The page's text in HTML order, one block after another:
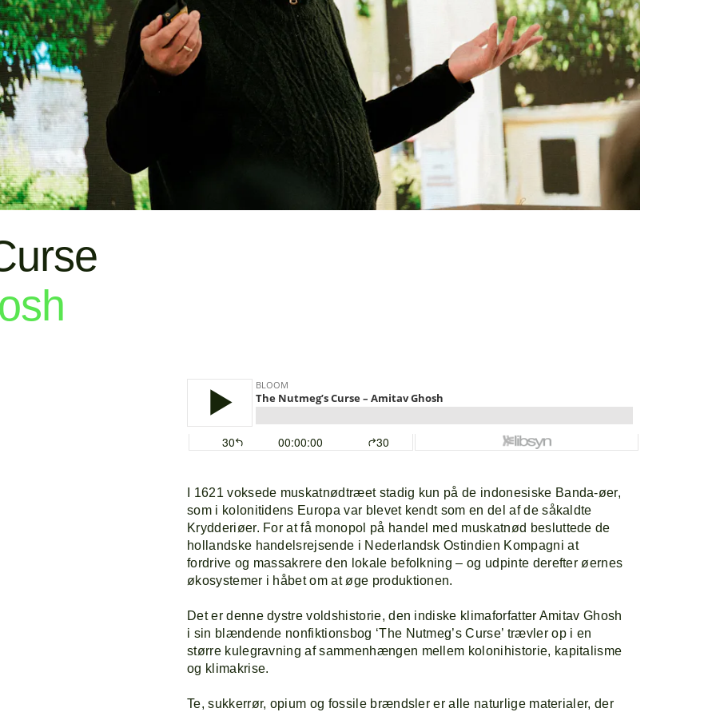
I 1621 voksede muskatnødtræet stadig kun på de indonesiske Banda-øer,
som i kolonitidens Europa var blevet kendt som en del af de såkaldte
Krydderiøer. For at få monopol på handel med muskatnød besluttede de
hollandske handelsrejsende i Nederlandsk Ostindien Kompagni at
fordrive og massakrere den lokale befolkning – og udpinte derefter øernes
økosystemer i håbet om at øge produktionen.
Det er denne dystre voldshistorie, den indiske klimaforfatter Amitav Ghosh
i sin blændende nonfiktionsbog ‘The Nutmeg’s Curse’ trævler op i en
større kulegravning af sammenhængen mellem kolonihistorie, kapitalisme
og klimakrise.
Te, sukkerrør, opium og fossile brændsler er alle naturlige materialer, der